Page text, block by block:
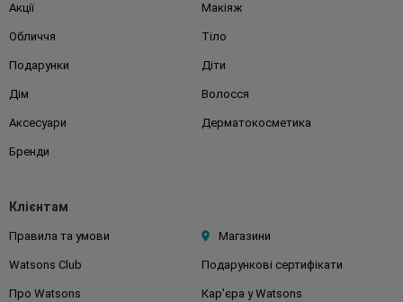
Акції Макіяж
Обличчя Тіло
Подарунки Діти
Дім Волосся
Аксесуари Дерматокосметика
Бренди
Клієнтам
Правила та умови Магазини
Watsons Club Подарункові сертифікати
Про Watsons Кар'єра у Watsons